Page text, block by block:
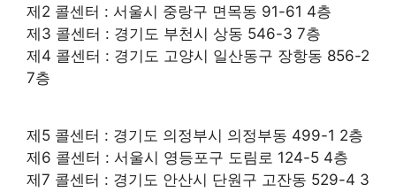
제2 콜센터 : 서울시 중랑구 면목동 91-61 4층
제3 콜센터 : 경기도 부천시 상동 546-3 7층
제4 콜센터 : 경기도 고양시 일산동구 장항동 856-2
7층
제5 콜센터 : 경기도 의정부시 의정부동 499-1 2층
제6 콜센터 : 서울시 영등포구 도림로 124-5 4층
제7 콜센터 : 경기도 안산시 단원구 고잔동 529-4 3